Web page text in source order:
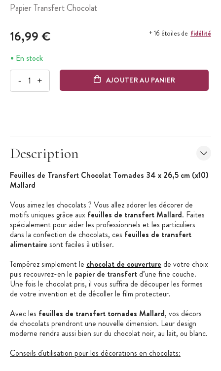
Papier Transfert Chocolat
16,99 € + 16 étoiles de fidélité
En stock
- + AJOUTER AU PANIER
Description
Feuilles de Transfert Chocolat Tornades 34 x 26,5 cm (x10)
Mallard
Vous aimez les chocolats ? Vous allez adorer les décorer de
motifs uniques grâce aux feuilles de transfert Mallard. Faites
spécialement pour aider les professionnels et les particuliers
dans la confection de chocolats, ces feuilles de transfert
alimentaire sont faciles à utiliser.
Tempérez simplement le chocolat de couverture de votre choix
puis recouvrez-en le papier de transfert d’une fine couche.
Une fois le chocolat pris, il vous suffira de découper les formes
de votre invention et de décoller le film protecteur.
Avec les feuilles de transfert tornades Mallard, vos décors
de chocolats prendront une nouvelle dimension. Leur design
moderne rendra aussi bien sur du chocolat noir, au lait, ou blanc.
Conseils d'utilisation pour les décorations en chocolats: